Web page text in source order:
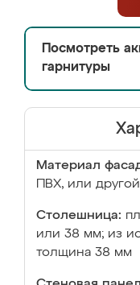
Посмотреть
гарнитуры
Материал
ПВХ, или
Столешница:
или 38 мм; из
толщина 38 мм